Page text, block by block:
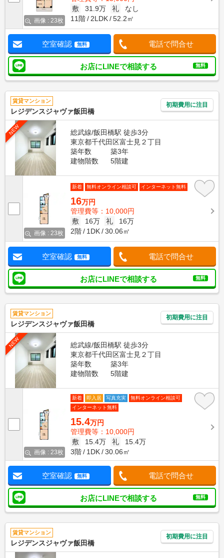
画像 : 23枚
敷
31.9万 礼
なし
11階
2LDK 52.2㎡
空室確認 無料 電話で問合せ
お店にLINEで相談する 無料
賃貸マンション
レジデンスジャヴァ飯田橋
初期費用に注目
NEW
総武線/飯田橋駅 徒歩3分
東京都千代田区富士見２丁目
築年数
築3年
建物階数
5階建
画像 : 23枚
新着 無料オンライン相談可 インターネット無料
16万円
管理費等：10,000円
敷
16万 礼
16万
2階
1DK 30.06㎡
空室確認 無料 電話で問合せ
お店にLINEで相談する 無料
賃貸マンション
レジデンスジャヴァ飯田橋
初期費用に注目
NEW
総武線/飯田橋駅 徒歩3分
東京都千代田区富士見２丁目
築年数
築3年
建物階数
5階建
画像 : 23枚
新着 即入居 写真充実
無料オンライン相談可
インターネット無料
15.4万円
管理費等：10,000円
敷
15.4万 礼
15.4万
3階
1DK 30.06㎡
空室確認 無料 電話で問合せ
お店にLINEで相談する 無料
賃貸マンション
レジデンスジャヴァ飯田橋
初期費用に注目